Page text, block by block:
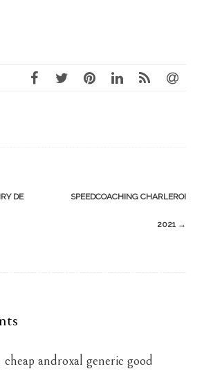
DE SPEEDCOACHING CHARLEROI
2021 →
cheap androxal generic good